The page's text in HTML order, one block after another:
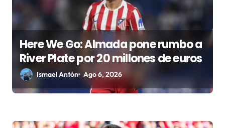
r
a
d
a
s
Here We Go: Almada pone rumbo a
River Plate por 20 millones de euros
Ismael Antón Ago 6, 2026